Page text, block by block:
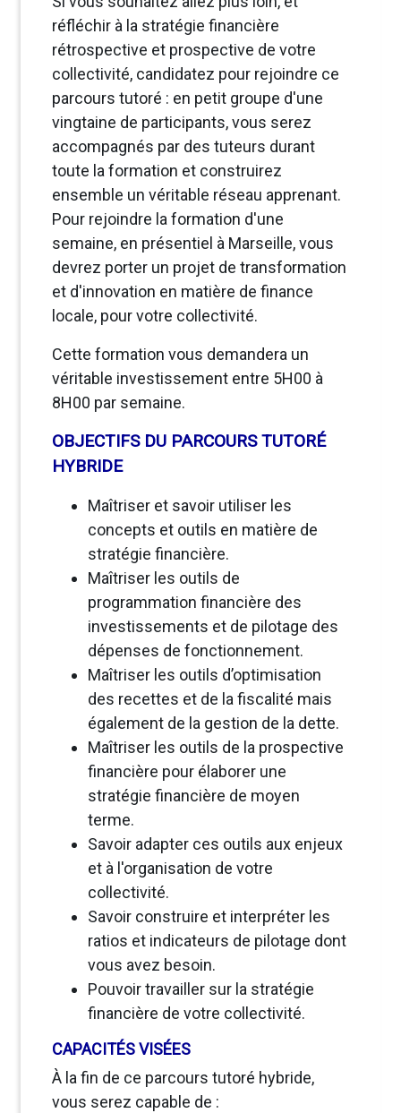
réfléchir à la stratégie financière
rétrospective et prospective de votre
collectivité, candidatez pour rejoindre ce
parcours tutoré : en petit groupe d'une
vingtaine de participants, vous serez
accompagnés par des tuteurs durant
toute la formation et construirez
ensemble un véritable réseau apprenant.
Pour rejoindre la formation d'une
semaine, en présentiel à Marseille, vous
devrez porter un projet de transformation
et d'innovation en matière de finance
locale, pour votre collectivité.
Cette formation vous demandera un
véritable investissement entre 5H00 à
8H00 par semaine.
OBJECTIFS DU PARCOURS TUTORÉ
HYBRIDE
Maîtriser et savoir utiliser les
concepts et outils en matière de
stratégie financière.
Maîtriser les outils de
programmation financière des
investissements et de pilotage des
dépenses de fonctionnement.
Maîtriser les outils d’optimisation
des recettes et de la fiscalité mais
également de la gestion de la dette.
Maîtriser les outils de la prospective
financière pour élaborer une
stratégie financière de moyen
terme.
Savoir adapter ces outils aux enjeux
et à l'organisation de votre
collectivité.
Savoir construire et interpréter les
ratios et indicateurs de pilotage dont
vous avez besoin.
Pouvoir travailler sur la stratégie
financière de votre collectivité.
CAPACITÉS VISÉES
À la fin de ce parcours tutoré hybride,
vous serez capable de :